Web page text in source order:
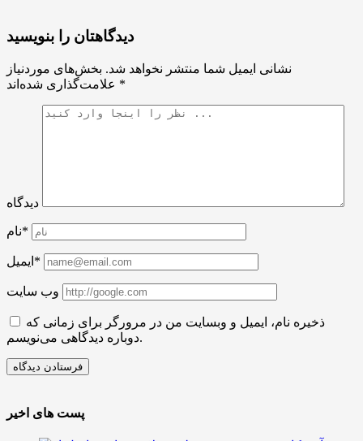
دیدگاهتان را بنویسید
نشانی ایمیل شما منتشر نخواهد شد. بخش‌های موردنیاز
*
دیدگاه
نام*
ایمیل*
وب سایت
ذخیره نام، ایمیل و وبسایت من در مرورگر برای زمانی که
دوباره دیدگاهی می‌نویسم.
پست های اخیر